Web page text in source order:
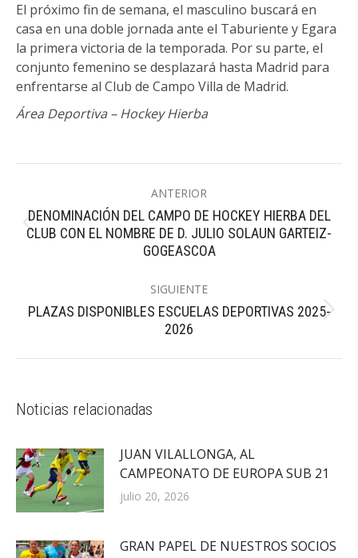
El próximo fin de semana, el masculino buscará en
casa en una doble jornada ante el Taburiente y Egara
la primera victoria de la temporada. Por su parte, el
conjunto femenino se desplazará hasta Madrid para
enfrentarse al Club de Campo Villa de Madrid.
Área Deportiva – Hockey Hierba
entre
publicaciones
ANTERIOR
Publicación
anterior:
DENOMINACIÓN DEL CAMPO DE HOCKEY HIERBA DEL
CLUB CON EL NOMBRE DE D. JULIO SOLAUN GARTEIZ-
GOGEASCOA
SIGUIENTE
Publicación
siguiente:
PLAZAS DISPONIBLES ESCUELAS DEPORTIVAS 2025-
2026
Noticias relacionadas
JUAN VILALLONGA, AL
CAMPEONATO DE EUROPA SUB 21
julio 20, 2026
GRAN PAPEL DE NUESTROS SOCIOS